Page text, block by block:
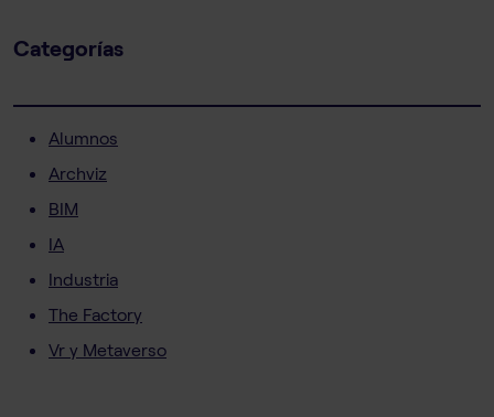
Categorías
Alumnos
Archviz
BIM
IA
Industria
The Factory
Vr y Metaverso